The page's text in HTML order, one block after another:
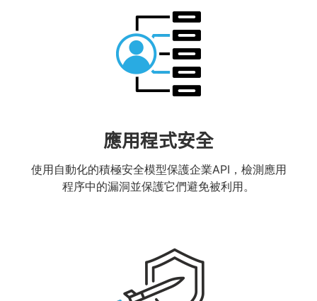
應用程式安全
使用自動化的積極安全模型保護企業API，檢測應用
程序中的漏洞並保護它們避免被利用。